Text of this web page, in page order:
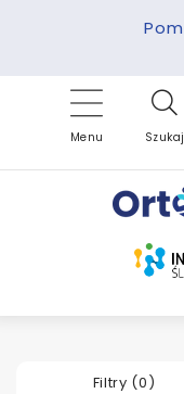
Menu Szukaj
Filtry (0)